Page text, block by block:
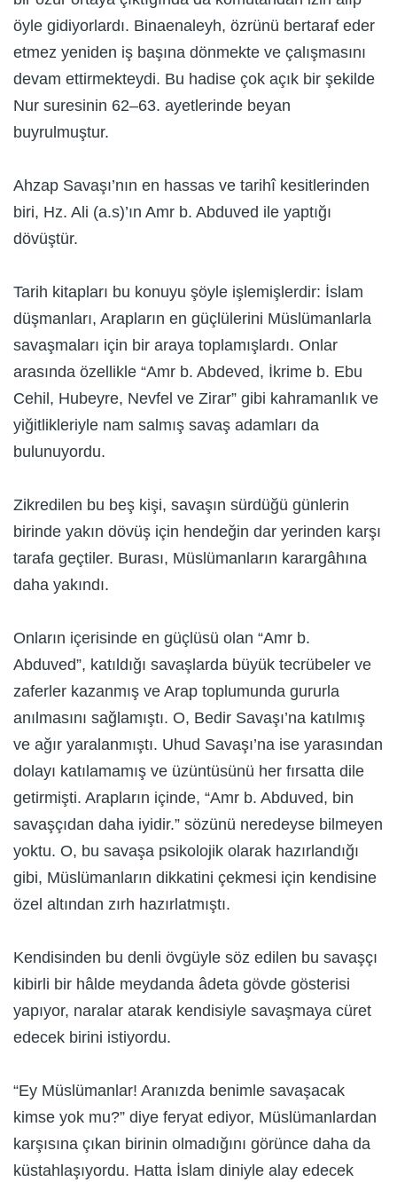
öyle gidiyorlardı. Binaenaleyh, özrünü bertaraf eder
etmez yeniden iş başına dönmekte ve çalışmasını
devam ettirmekteydi. Bu hadise çok açık bir şekilde
Nur suresinin 62–63. ayetlerinde beyan
buyrulmuştur.
Ahzap Savaşı’nın en hassas ve tarihî kesitlerinden
biri, Hz. Ali (a.s)’ın Amr b. Abduved ile yaptığı
dövüştür.
Tarih kitapları bu konuyu şöyle işlemişlerdir: İslam
düşmanları, Arapların en güçlülerini Müslümanlarla
savaşmaları için bir araya toplamışlardı. Onlar
arasında özellikle “Amr b. Abdeved, İkrime b. Ebu
Cehil, Hubeyre, Nevfel ve Zirar” gibi kahramanlık ve
yiğitlikleriyle nam salmış savaş adamları da
bulunuyordu.
Zikredilen bu beş kişi, savaşın sürdüğü günlerin
birinde yakın dövüş için hendeğin dar yerinden karşı
tarafa geçtiler. Burası, Müslümanların karargâhına
daha yakındı.
Onların içerisinde en güçlüsü olan “Amr b.
Abduved”, katıldığı savaşlarda büyük tecrübeler ve
zaferler kazanmış ve Arap toplumunda gururla
anılmasını sağlamıştı. O, Bedir Savaşı’na katılmış
ve ağır yaralanmıştı. Uhud Savaşı’na ise yarasından
dolayı katılamamış ve üzüntüsünü her fırsatta dile
getirmişti. Arapların içinde, “Amr b. Abduved, bin
savaşçıdan daha iyidir.” sözünü neredeyse bilmeyen
yoktu. O, bu savaşa psikolojik olarak hazırlandığı
gibi, Müslümanların dikkatini çekmesi için kendisine
özel altından zırh hazırlatmıştı.
Kendisinden bu denli övgüyle söz edilen bu savaşçı
kibirli bir hâlde meydanda âdeta gövde gösterisi
yapıyor, naralar atarak kendisiyle savaşmaya cüret
edecek birini istiyordu.
“Ey Müslümanlar! Aranızda benimle savaşacak
kimse yok mu?” diye feryat ediyor, Müslümanlardan
karşısına çıkan birinin olmadığını görünce daha da
küstahlaşıyordu. Hatta İslam diniyle alay edecek